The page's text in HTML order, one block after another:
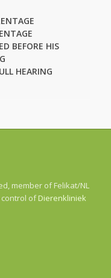
BEFORE HIS
HEARING
member of Felikat/NL
ofDierenkliniek